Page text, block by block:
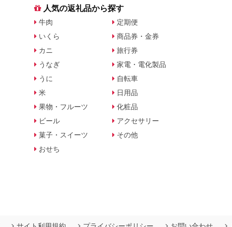
人気の返礼品から探す
牛肉
いくら
カニ
うなぎ
うに
米
果物・フルーツ
ビール
菓子・スイーツ
おせち
定期便
商品券・金券
旅行券
家電・電化製品
自転車
日用品
化粧品
アクセサリー
その他